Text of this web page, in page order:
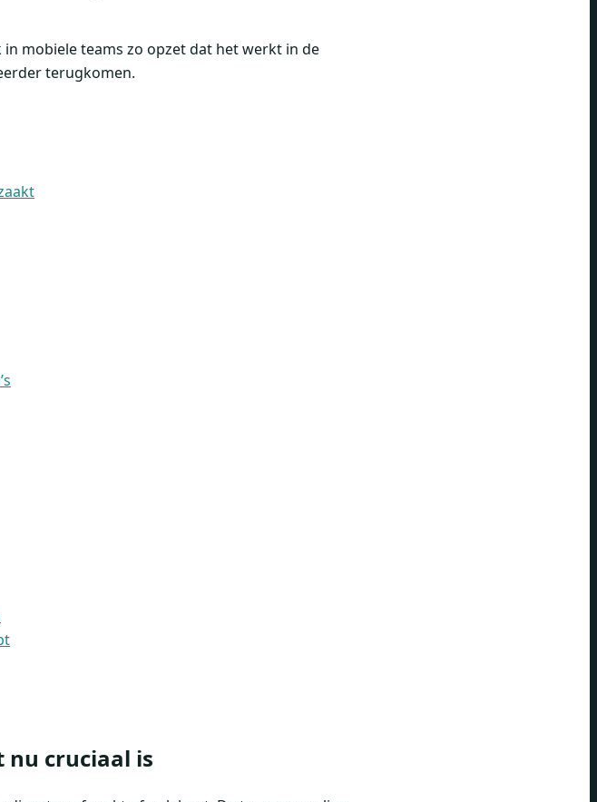
mobiele teams zo opzet dat het werkt in de
terugkomen.
cruciaal is